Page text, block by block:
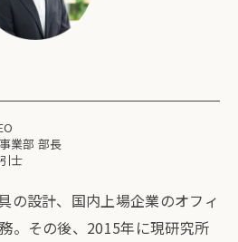
業部 部長
士
の設計、国内上場企業のオフィ
。その後、2015年に現研究所